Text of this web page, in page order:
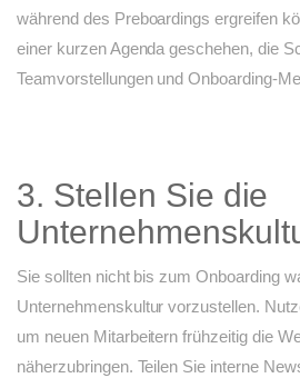
während des Preboardings ergreifen
einer kurzen Agenda geschehen, die
Teamvorstellungen und Onboarding-
3. Stellen Sie die
Sie sollten nicht bis zum Onboarding
Unternehmenskultur vorzustellen.
um neuen Mitarbeitern frühzeitig die
näherzubringen. Teilen Sie interne